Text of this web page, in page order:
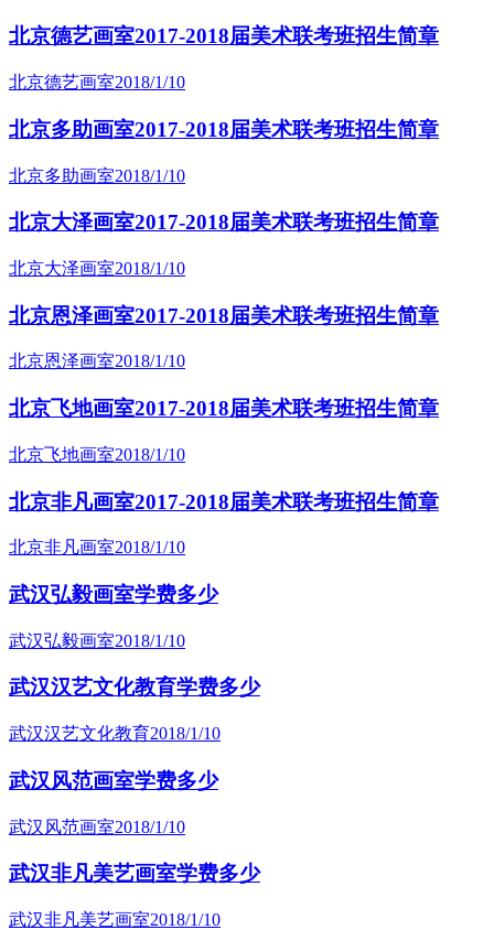
北京德艺画室2017-2018届美术联考班招生简章
北京德艺画室2018/1/10
北京多助画室2017-2018届美术联考班招生简章
北京多助画室2018/1/10
北京大泽画室2017-2018届美术联考班招生简章
北京大泽画室2018/1/10
北京恩泽画室2017-2018届美术联考班招生简章
北京恩泽画室2018/1/10
北京飞地画室2017-2018届美术联考班招生简章
北京飞地画室2018/1/10
北京非凡画室2017-2018届美术联考班招生简章
北京非凡画室2018/1/10
武汉弘毅画室学费多少
武汉弘毅画室2018/1/10
武汉汉艺文化教育学费多少
武汉汉艺文化教育2018/1/10
武汉风范画室学费多少
武汉风范画室2018/1/10
武汉非凡美艺画室学费多少
武汉非凡美艺画室2018/1/10